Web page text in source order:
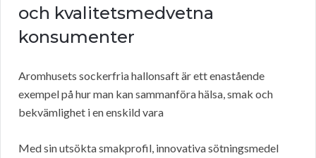
och kvalitetsmedvetna
konsumenter
Aromhusets sockerfria hallonsaft är ett enastående
exempel på hur man kan sammanföra hälsa, smak och
bekvämlighet i en enskild vara
Med sin utsökta smakprofil, innovativa sötningsmedel